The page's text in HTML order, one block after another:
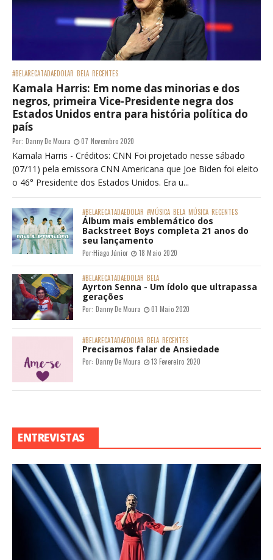
#BELARECATADAEDOLAR BELA RECENTES
Kamala Harris: Em nome das minorias e dos
negros, primeira Vice-Presidente negra dos
Estados Unidos entra para história política do
país
Por: Danny De Moura 07 Novembro 2020
Kamala Harris - Créditos: CNN Foi projetado nesse sábado
(07/11) pela emissora CNN Americana que Joe Biden foi eleito
o 46° Presidente dos Estados Unidos. Era u...
#BELARECATADAEDOLAR #MÚSICA BELA MÚSICA RECENTES
Álbum mais emblemático dos
Backstreet Boys completa 21 anos do
seu lançamento
Por:Hiago Júnior 18 Maio 2020
#BELARECATADAEDOLAR BELA
Ayrton Senna - Um ídolo que ultrapassa
gerações
Por: Danny De Moura 01 Maio 2020
#BELARECATADAEDOLAR BELA RECENTES
Precisamos falar de Ansiedade
Por: Danny De Moura 13 Fevereiro 2020
ENTREVISTAS